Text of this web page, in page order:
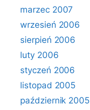
marzec 2007
wrzesień 2006
sierpień 2006
luty 2006
styczeń 2006
listopad 2005
październik 2005